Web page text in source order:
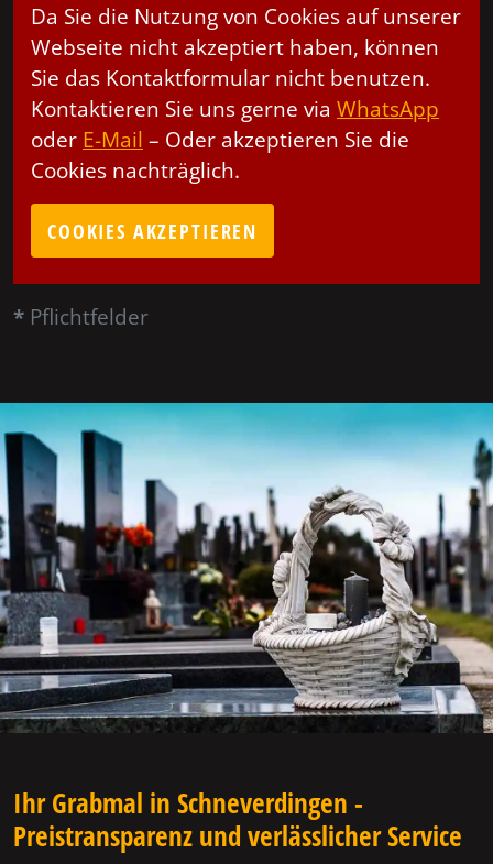
Da Sie die Nutzung von Cookies auf unserer
Webseite nicht akzeptiert haben, können
Sie das Kontaktformular nicht benutzen.
Kontaktieren Sie uns gerne via WhatsApp
oder E-Mail – Oder akzeptieren Sie die
Cookies nachträglich.
COOKIES AKZEPTIEREN
* Pflichtfelder
Ihr Grabmal in Schneverdingen -
Preistransparenz und verlässlicher Service